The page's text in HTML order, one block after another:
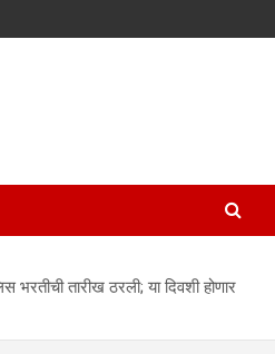
भरतीची तारीख ठरली; या दिवशी होणार